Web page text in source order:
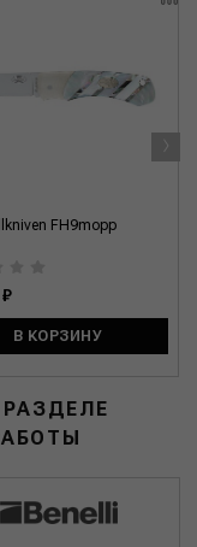
FH9mopp
В КОРЗИНУ
›